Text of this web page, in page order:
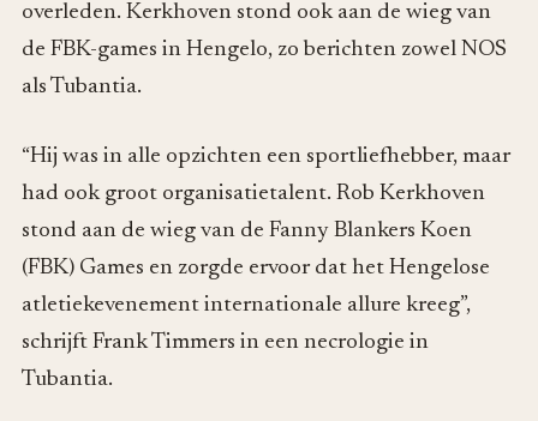
overleden. Kerkhoven stond ook aan de wieg van
de FBK-games in Hengelo, zo berichten zowel NOS
als Tubantia.
“Hij was in alle opzichten een sportliefhebber, maar
had ook groot organisatietalent. Rob Kerkhoven
stond aan de wieg van de Fanny Blankers Koen
(FBK) Games en zorgde ervoor dat het Hengelose
atletiekevenement internationale allure kreeg”,
schrijft Frank Timmers in een necrologie in
Tubantia.